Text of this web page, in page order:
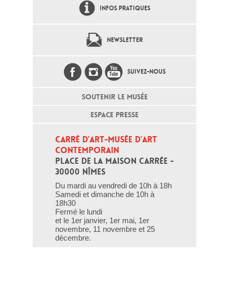
INFOS PRATIQUES
NEWSLETTER
SUIVEZ-NOUS
SOUTENIR LE MUSÉE
ESPACE PRESSE
CARRÉ D’ART-MUSÉE D’ART
CONTEMPORAIN
PLACE DE LA MAISON CARRÉE -
30000 NÎMES
Du mardi au vendredi de 10h à 18h
Samedi et dimanche de 10h à
18h30
Fermé le lundi
et le 1er janvier, 1er mai, 1er
novembre, 11 novembre et 25
décembre.